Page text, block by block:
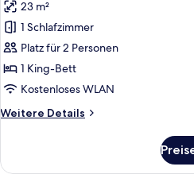
eigenes
Bad
für
Deluxe-
Doppelzimmer
anzeigen
23 m²
1 Schlafzimmer
Platz für 2 Personen
1 King-Bett
Kostenloses WLAN
Weitere Details
Weitere
Doppelzimmer